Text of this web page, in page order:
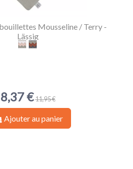
Mousseline / Terry -
Lässig
8,37 €11,95 €
Blanc Cassé / Rose poudré / Olive
Olive / Rouille / Anthracite
Ajouter au panier